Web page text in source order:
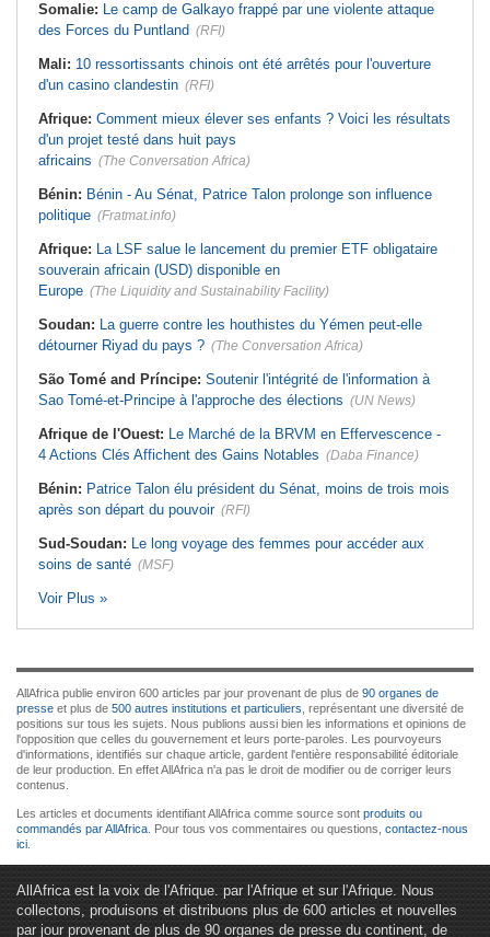
Somalie: Le camp de Galkayo frappé par une violente attaque
des Forces du Puntland (RFI)
Mali: 10 ressortissants chinois ont été arrêtés pour l'ouverture
d'un casino clandestin (RFI)
Afrique: Comment mieux élever ses enfants ? Voici les résultats
d'un projet testé dans huit pays
africains (The Conversation Africa)
Bénin: Bénin - Au Sénat, Patrice Talon prolonge son influence
politique (Fratmat.info)
Afrique: La LSF salue le lancement du premier ETF obligataire
souverain africain (USD) disponible en
Europe (The Liquidity and Sustainability Facility)
Soudan: La guerre contre les houthistes du Yémen peut-elle
détourner Riyad du pays ? (The Conversation Africa)
São Tomé and Príncipe: Soutenir l'intégrité de l'information à
Sao Tomé-et-Principe à l'approche des élections (UN News)
Afrique de l'Ouest: Le Marché de la BRVM en Effervescence -
4 Actions Clés Affichent des Gains Notables (Daba Finance)
Bénin: Patrice Talon élu président du Sénat, moins de trois mois
après son départ du pouvoir (RFI)
Sud-Soudan: Le long voyage des femmes pour accéder aux
soins de santé (MSF)
Voir Plus »
AllAfrica publie environ 600 articles par jour provenant de plus de 90 organes de
presse et plus de 500 autres institutions et particuliers , représentant une diversité de
positions sur tous les sujets. Nous publions aussi bien les informations et opinions de
l'opposition que celles du gouvernement et leurs porte-paroles. Les pourvoyeurs
d'informations, identifiés sur chaque article, gardent l'entière responsabilité éditoriale
de leur production. En effet AllAfrica n'a pas le droit de modifier ou de corriger leurs
contenus.
Les articles et documents identifiant AllAfrica comme source sont produits ou
commandés par AllAfrica . Pour tous vos commentaires ou questions, contactez-nous
ici
AllAfrica est la voix de l'Afrique. par l'Afrique et sur l'Afrique. Nous
collectons, produisons et distribuons plus de 600 articles et nouvelles
par jour provenant de plus de 90 organes de presse du continent, de